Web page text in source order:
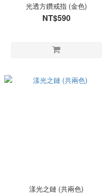
光透方鑽戒指 (金色)
NT$590
漾光之鏈 (共兩色)